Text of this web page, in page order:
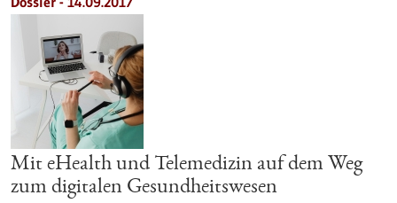
Mit eHealth und Telemedizin auf dem Weg
zum digitalen Gesundheitswesen